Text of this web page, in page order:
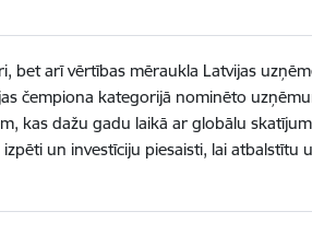
bet arī vērtības mēraukla Latvijas
čempiona kategorijā nominēto
kas dažu gadu laikā ar globālu
un investīciju piesaisti, lai atbalstītu